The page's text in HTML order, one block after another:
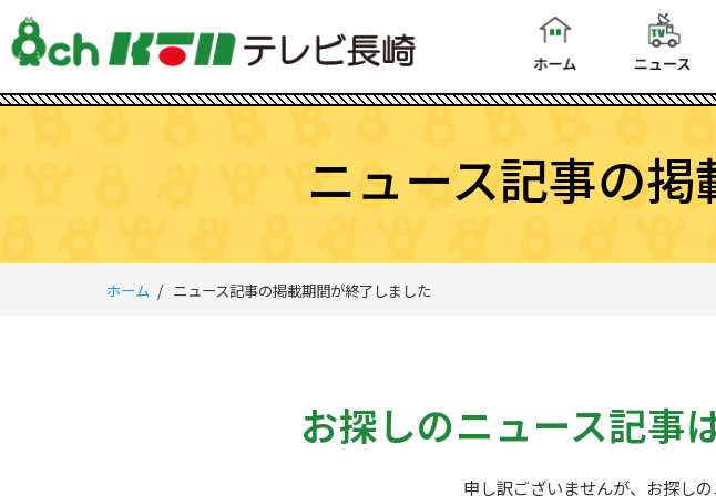
ニュース記事の
ホーム ニュース記事の掲載期間が終了しました
お探しのニュース記事
申し訳ございませんが、お探しの